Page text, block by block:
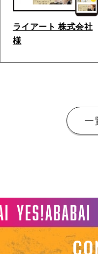
ライアート 株式会社
様